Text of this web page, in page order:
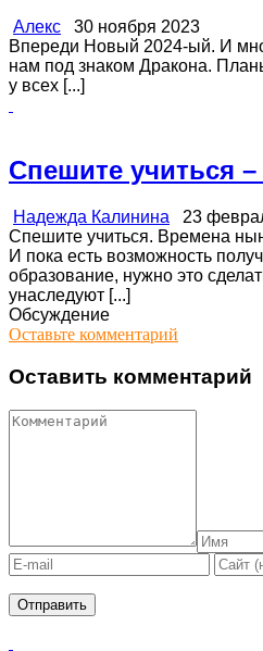
Алекс 30 ноября 2023
Впереди Новый 2024-ый. И
нам под знаком Дракона.
у всех [...]
Спешите учиться –
Надежда Калинина 23
Спешите учиться. Времена
И пока есть возможность
образование, нужно это
унаследуют [...]
Обсуждение
Оставьте комментарий
Оставить комментарий